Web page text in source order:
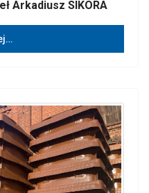
Arkadiusz SIKORA